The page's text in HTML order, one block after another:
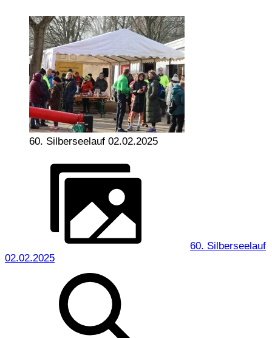
60. Silberseelauf 02.02.2025
60. Silberseelauf
02.02.2025